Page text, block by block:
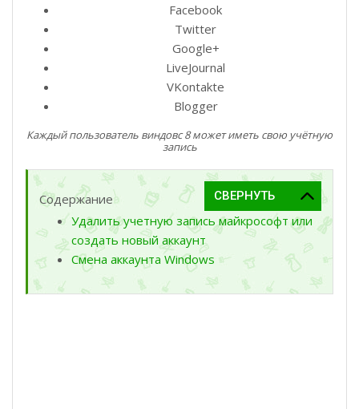
Facebook
Twitter
Google+
LiveJournal
VKontakte
Blogger
Каждый пользователь виндовс 8 может иметь свою учётную
запись
Содержание
Удалить учетную запись майкрософт или
создать новый аккаунт
Смена аккаунта Windows